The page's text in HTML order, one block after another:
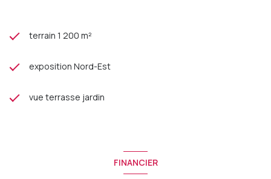
terrain 1 200 m²
exposition Nord-Est
vue terrasse jardin
FINANCIER